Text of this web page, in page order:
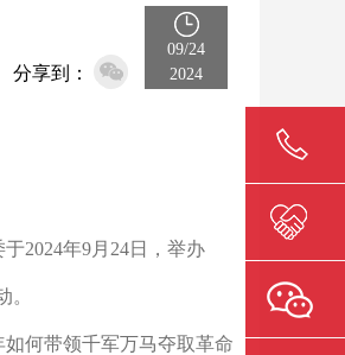
分享到：
09/24
2024
于2024年9月 24日，举办
。
何带领千军万马夺取革命